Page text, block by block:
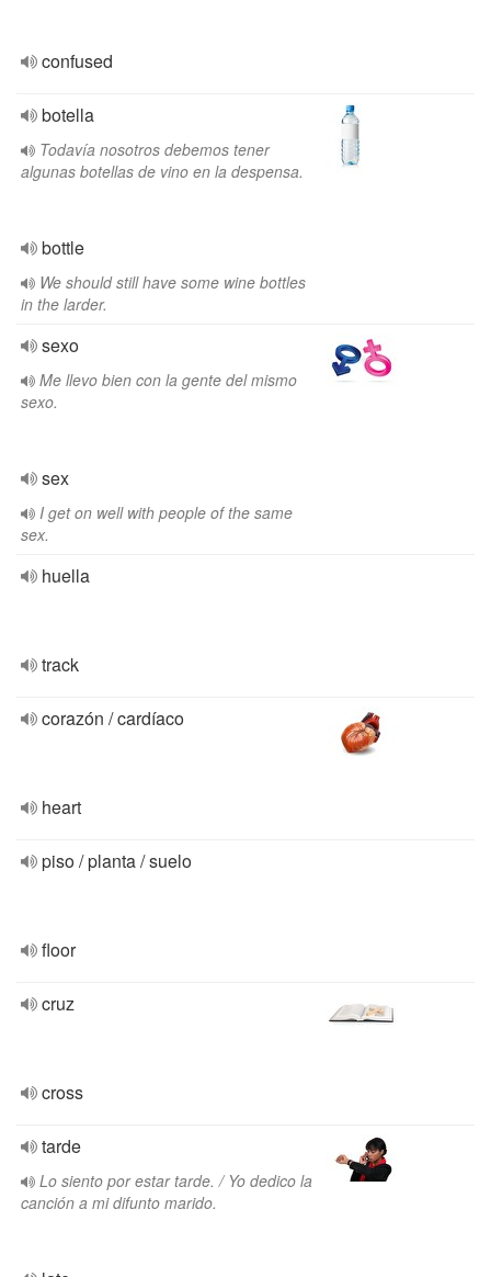
confused
botella
Todavía nosotros debemos tener
algunas botellas de vino en la despensa.
bottle
We should still have some wine bottles
in the larder.
sexo
Me llevo bien con la gente del mismo
sexo.
sex
I get on well with people of the same
sex.
huella
track
corazón / cardíaco
heart
piso / planta / suelo
floor
cruz
cross
tarde
Lo siento por estar tarde. / Yo dedico la
canción a mi difunto marido.